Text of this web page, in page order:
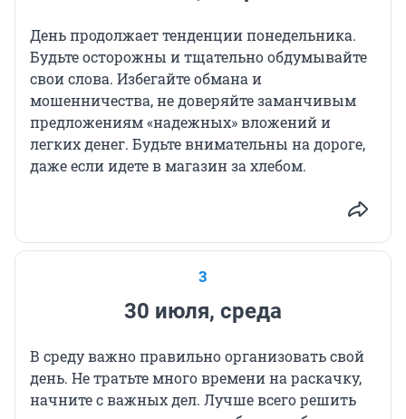
День продолжает тенденции понедельника.
Будьте осторожны и тщательно обдумывайте
свои слова. Избегайте обмана и
мошенничества, не доверяйте заманчивым
предложениям «надежных» вложений и
легких денег. Будьте внимательны на дороге,
даже если идете в магазин за хлебом.
3
30 июля, среда
В среду важно правильно организовать свой
день. Не тратьте много времени на раскачку,
начните с важных дел. Лучше всего решить